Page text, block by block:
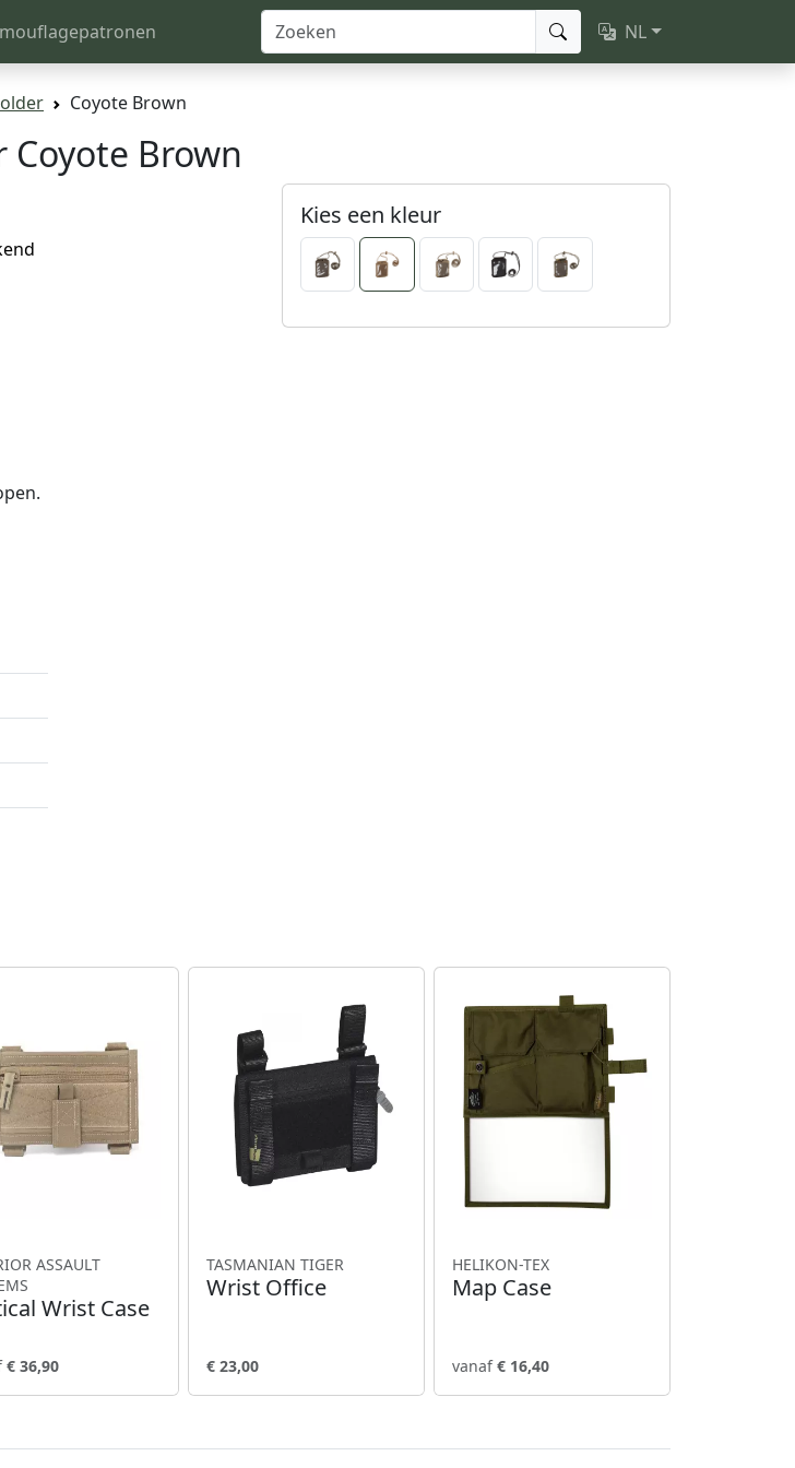
NL
Coyote Brown
Brown
Kies een kleur
ASSAULT
Wrist Case
€ 36,90
TASMANIAN TIGER
Wrist Office
€ 23,00
HELIKON-TEX
Map Case
vanaf€ 16,40